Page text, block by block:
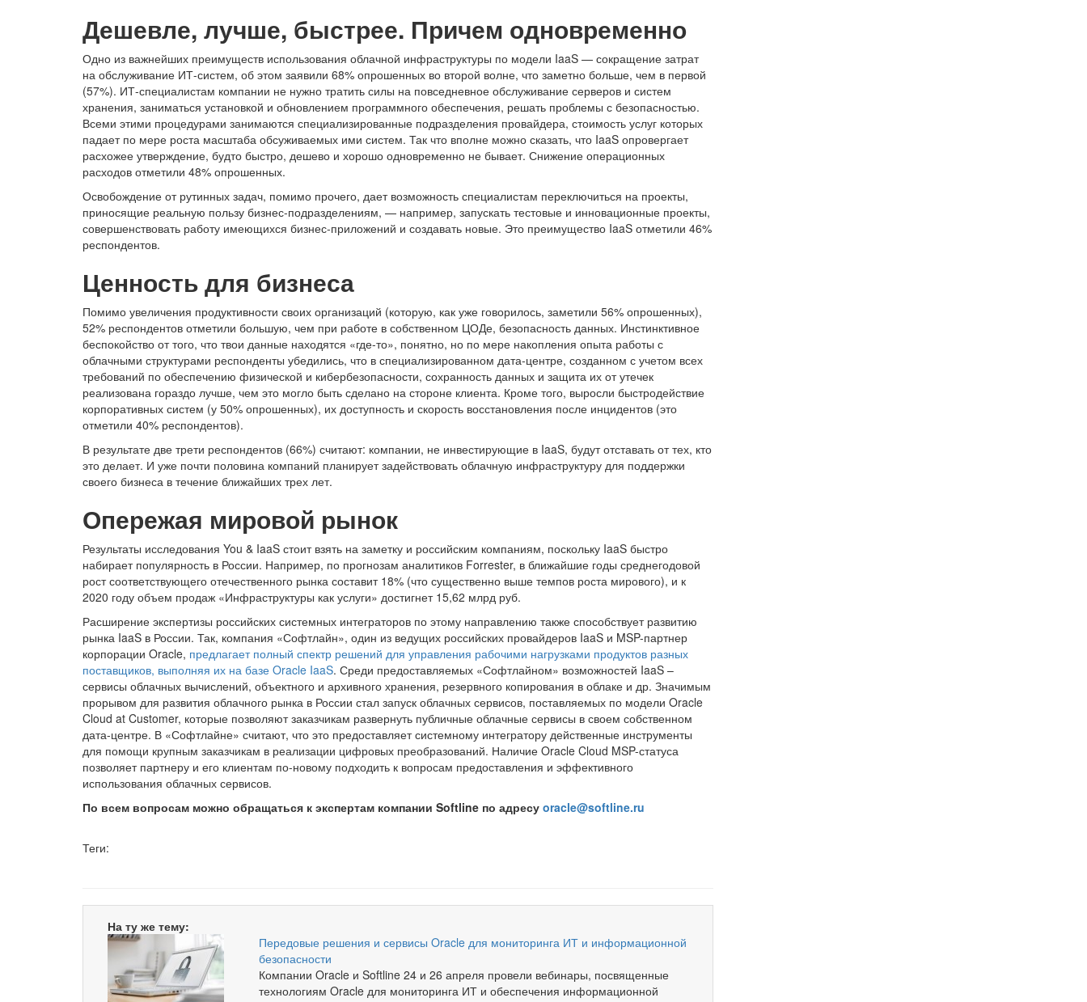
Дешевле, лучше, быстрее. Причем одновременно
Одно из важнейших преимуществ использования облачной инфраструктуры по модели IaaS — сокращение затрат
на обслуживание ИТ-систем, об этом заявили 68% опрошенных во второй волне, что заметно больше, чем в первой
(57%). ИТ-специалистам компании не нужно тратить силы на повседневное обслуживание серверов и систем
хранения, заниматься установкой и обновлением программного обеспечения, решать проблемы с безопасностью.
Всеми этими процедурами занимаются специализированные подразделения провайдера, стоимость услуг которых
падает по мере роста масштаба обсуживаемых ими систем. Так что вполне можно сказать, что IaaS опровергает
расхожее утверждение, будто быстро, дешево и хорошо одновременно не бывает. Снижение операционных
расходов отметили 48% опрошенных.
Освобождение от рутинных задач, помимо прочего, дает возможность специалистам переключиться на проекты,
приносящие реальную пользу бизнес-подразделениям, — например, запускать тестовые и инновационные проекты,
совершенствовать работу имеющихся бизнес-приложений и создавать новые. Это преимущество IaaS отметили 46%
респондентов.
Ценность для бизнеса
Помимо увеличения продуктивности своих организаций (которую, как уже говорилось, заметили 56% опрошенных),
52% респондентов отметили большую, чем при работе в собственном ЦОДе, безопасность данных. Инстинктивное
беспокойство от того, что твои данные находятся «где-то», понятно, но по мере накопления опыта работы с
облачными структурами респонденты убедились, что в специализированном дата-центре, созданном с учетом всех
требований по обеспечению физической и кибербезопасности, сохранность данных и защита их от утечек
реализована гораздо лучше, чем это могло быть сделано на стороне клиента. Кроме того, выросли быстродействие
корпоративных систем (у 50% опрошенных), их доступность и скорость восстановления после инцидентов (это
отметили 40% респондентов).
В результате две трети респондентов (66%) считают: компании, не инвестирующие в IaaS, будут отставать от тех, кто
это делает. И уже почти половина компаний планирует задействовать облачную инфраструктуру для поддержки
своего бизнеса в течение ближайших трех лет.
Опережая мировой рынок
Результаты исследования You & IaaS стоит взять на заметку и российским компаниям, поскольку IaaS быстро
набирает популярность в России. Например, по прогнозам аналитиков Forrester, в ближайшие годы среднегодовой
рост соответствующего отечественного рынка составит 18% (что существенно выше темпов роста мирового), и к
2020 году объем продаж «Инфраструктуры как услуги» достигнет 15,62 млрд руб.
Расширение экспертизы российских системных интеграторов по этому направлению также способствует развитию
рынка IaaS в России. Так, компания «Софтлайн», один из ведущих российских провайдеров IaaS и MSP-партнер
корпорации Oracle, предлагает полный спектр решений для управления рабочими нагрузками продуктов разных
поставщиков, выполняя их на базе Oracle IaaS. Среди предоставляемых «Софтлайном» возможностей IaaS –
сервисы облачных вычислений, объектного и архивного хранения, резервного копирования в облаке и др. Значимым
прорывом для развития облачного рынка в России стал запуск облачных сервисов, поставляемых по модели Oracle
Cloud at Customer, которые позволяют заказчикам развернуть публичные облачные сервисы в своем собственном
дата-центре. В «Софтлайне» считают, что это предоставляет системному интегратору действенные инструменты
для помощи крупным заказчикам в реализации цифровых преобразований. Наличие Oracle Cloud MSP-статуса
позволяет партнеру и его клиентам по-новому подходить к вопросам предоставления и эффективного
использования облачных сервисов.
По всем вопросам можно обращаться к экспертам компании Softline по адресу oracle@softline.ru
Теги:
На ту же тему:
Передовые решения и сервисы Oracle для мониторинга ИТ и информационной
безопасности
Компании Oracle и Softline 24 и 26 апреля провели вебинары, посвященные
технологиям Oracle для мониторинга ИТ и обеспечения информационной